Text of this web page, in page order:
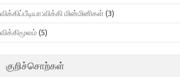
விக்கிப்பீடியா:விக்கி மின்மினிகள் (3)
விக்கிமூலம் (5)
குறிச்சொற்கள்